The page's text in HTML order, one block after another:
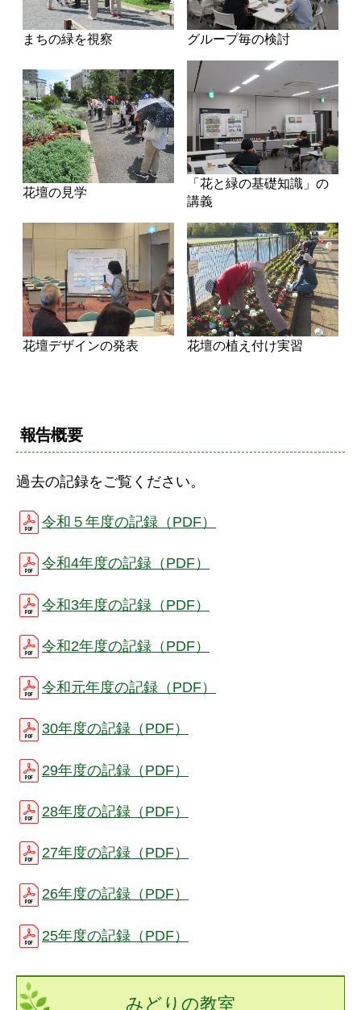
まちの緑を視察 グループ毎の検討
花壇の見学
「花と緑の基礎知識」の
講義
花壇デザインの発表 花壇の植え付け実習
報告概要
過去の記録をご覧ください。
令和５年度の記録（PDF）
令和4年度の記録（PDF）
令和3年度の記録（PDF）
令和2年度の記録（PDF）
令和元年度の記録（PDF）
30年度の記録（PDF）
29年度の記録（PDF）
28年度の記録（PDF）
27年度の記録（PDF）
26年度の記録（PDF）
25年度の記録（PDF）
みどりの教室